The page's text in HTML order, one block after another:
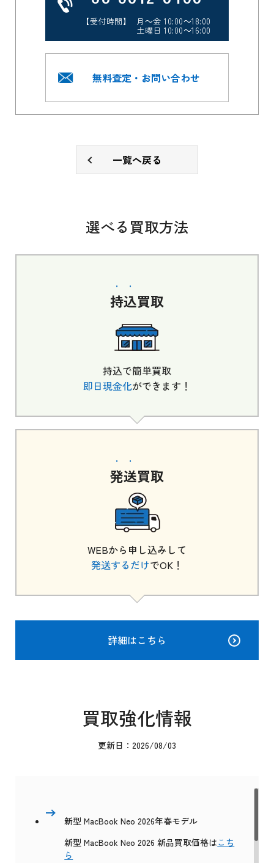
【受付時間】 月～金 10:00～18:00
土曜日 10:00～16:00
無料査定・お問い合わせ
一覧へ戻る
選べる買取方法
持込買取
持込で簡単買取
即日現金化ができます！
発送買取
WEBから申し込みして
発送するだけでOK！
詳細はこちら
買取強化情報
更新日：2026/08/03
新型 MacBook Neo 2026年春モデル
新型 MacBook Neo 2026 新品買取価格はこち
ら